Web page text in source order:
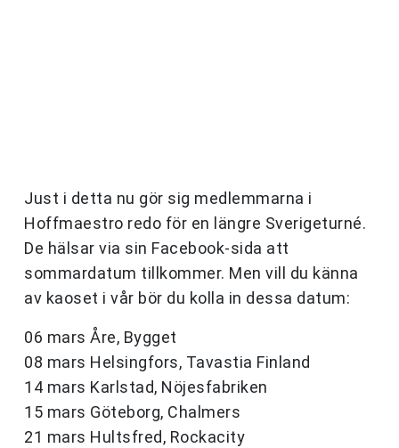
Just i detta nu gör sig medlemmarna i
Hoffmaestro redo för en längre Sverigeturné.
De hälsar via sin Facebook-sida att
sommardatum tillkommer. Men vill du känna
av kaoset i vår bör du kolla in dessa datum:
06 mars Åre, Bygget
08 mars Helsingfors, Tavastia Finland
14 mars Karlstad, Nöjesfabriken
15 mars Göteborg, Chalmers
21 mars Hultsfred, Rockacity